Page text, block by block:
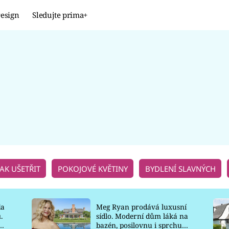
Sledujte prima+
UŠETŘIT POKOJOVÉ KVĚTINY BYDLENÍ SLAVNÝCH
Meg Ryan prodává luxusní
sídlo. Moderní dům láká na
bazén, posilovnu i sprchu